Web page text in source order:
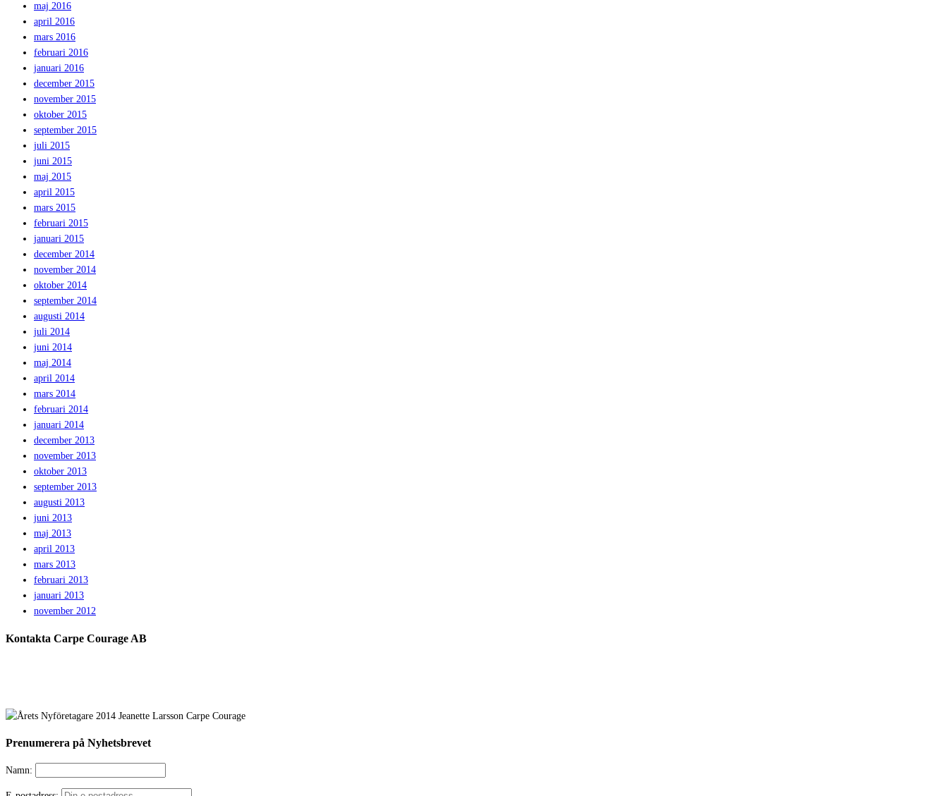
maj 2016
april 2016
mars 2016
februari 2016
januari 2016
december 2015
november 2015
oktober 2015
september 2015
juli 2015
juni 2015
maj 2015
april 2015
mars 2015
februari 2015
januari 2015
december 2014
november 2014
oktober 2014
september 2014
augusti 2014
juli 2014
juni 2014
maj 2014
april 2014
mars 2014
februari 2014
januari 2014
december 2013
november 2013
oktober 2013
september 2013
augusti 2013
juni 2013
maj 2013
april 2013
mars 2013
februari 2013
januari 2013
november 2012
Kontakta Carpe Courage AB
Prenumerera på Nyhetsbrevet
Namn: